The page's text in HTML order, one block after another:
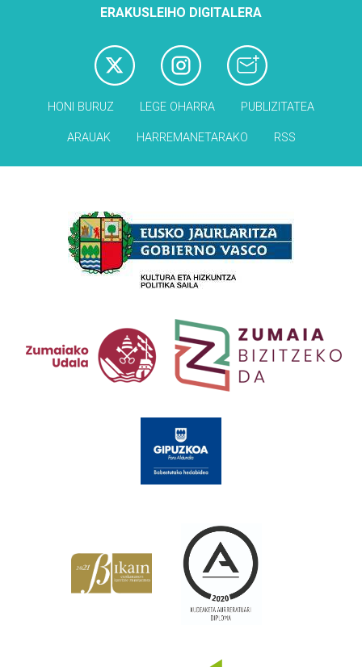
ERAKUSLEIHO DIGITALERA
HONI BURUZ LEGE OHARRA PUBLIZITATEA
ARAUAK HARREMANETARAKO RSS